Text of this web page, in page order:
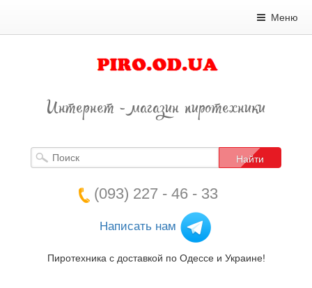
Меню
Интернет - магазин пиротехники
Найти
(093) 227 - 46 - 33
Написать нам
Пиротехника с доставкой по Одессе и Украине!